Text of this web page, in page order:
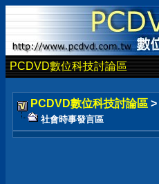
PCDVD數位科技討論區
PCDVD數位科技討論區 >
社會時事發言區